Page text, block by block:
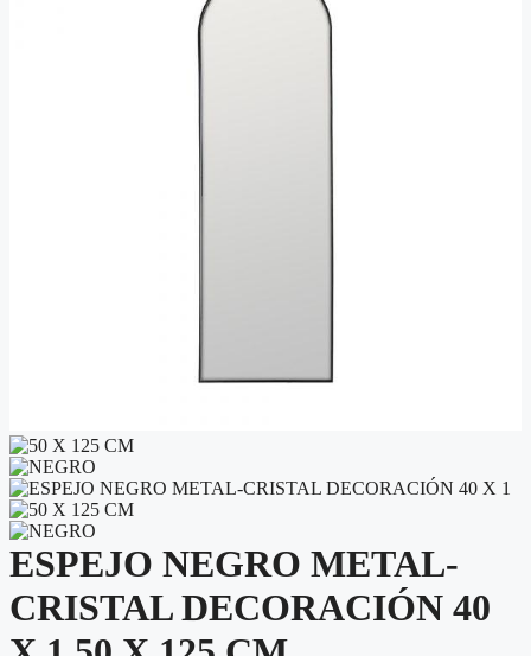
ESPEJO NEGRO METAL-
CRISTAL DECORACIÓN 40